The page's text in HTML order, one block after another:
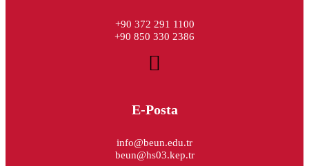
+90 372 291 1100
+90 850 330 2386
E-Posta
info@beun.edu.tr
beun@hs03.kep.tr